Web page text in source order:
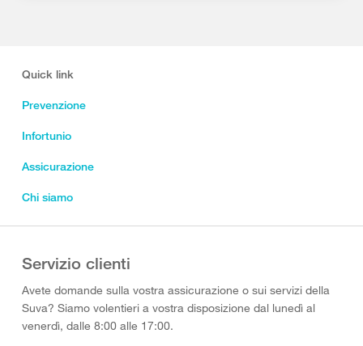
Quick link
Prevenzione
Infortunio
Assicurazione
Chi siamo
Servizio clienti
Avete domande sulla vostra assicurazione o sui servizi della
Suva? Siamo volentieri a vostra disposizione dal lunedì al
venerdì, dalle 8:00 alle 17:00.